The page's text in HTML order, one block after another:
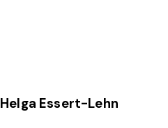
Helga Essert-Lehn